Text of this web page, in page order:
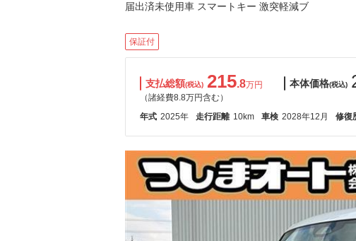
届出済未使用車 スマートキー 激突軽減ブ
保証付
支払総額(税込) 215.8万円
（諸経費8.8万円含む）
本体価格(税込)
年式 2025年 走行距離 10km 車検 2028年12月 修復